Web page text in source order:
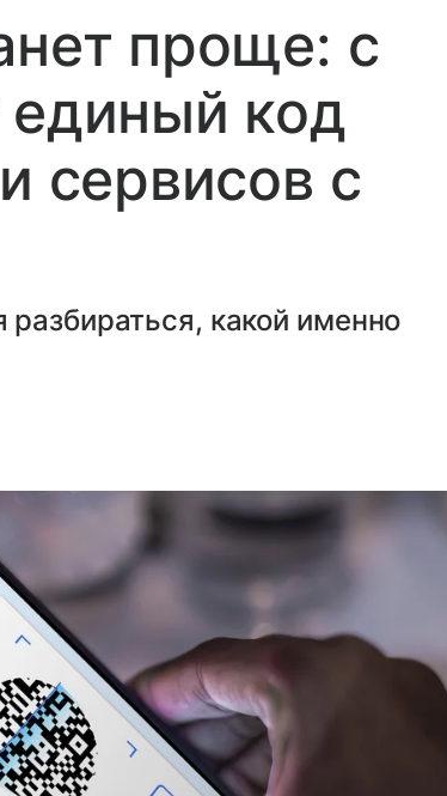
проще: с
единый код
сервисов с
какой именно